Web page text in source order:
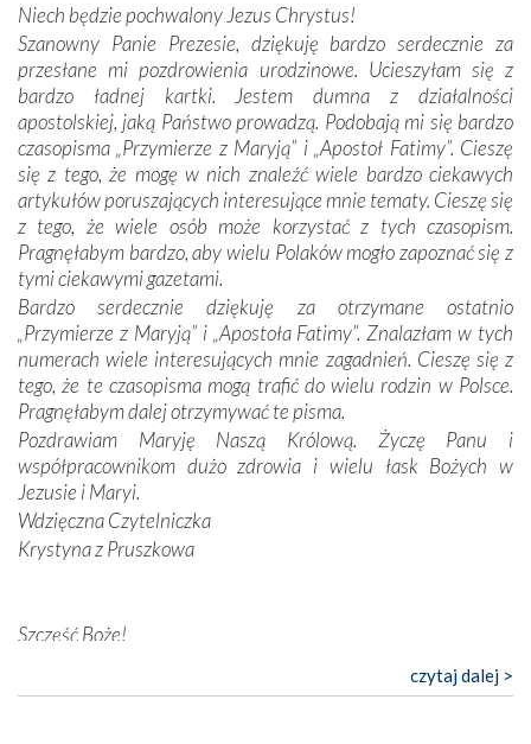
mieliśmy okazję przekonać się, że Maryja swoją opieką
otacza nie tylko nasz naród, lecz wszystkie nacje, które
się Jej ufnie oddają, a także każdą osobę, która zawierza
Jej siebie oraz swych bliskich.
Dzieje Portugalii to również historia wierności Bogu i
odstępstw, także w życiu władców. Trudne momenty w
wymiarze tak osobistym, jak i zbiorowym, przypominają o
konieczności ciągłego zabiegania o własną duszę i o łaskę
Opatrzności. Wierność przynosi pomyślność –
przynajmniej w życiu duchowym. Odstępstwo owocuje
nieszczęściem i śmiercią. Te uniwersalne prawdy
przychodziły na myśl, gdy słuchaliśmy opowieści
przewodników o portugalskich monarchach i wodzach,
zwycięskich bitwach i nieszczęśliwych losach grzesznych
kochanków.
Byli tym razem pośród Apostołów Fatimy reprezentanci
każdego spośród żyjących pokoleń. Najmłodszy uczestnik
liczył sobie 13 lat, zaś senior, pan Zdzisław – już 94.
Całe życie marzyłem, by tu przyjechać
Nasza pielgrzymka nie byłaby tak bogata w duchową treść
Oprócz zapewnienia nam możliwości codziennego
Niech będzie pochwalony Jezus Chrystus!
Szanowny Panie Prezesie, dziękuję bardzo serdecznie za
przesłane mi pozdrowienia urodzinowe. Ucieszyłam się z
bardzo ładnej kartki. Jestem dumna z działalności
apostolskiej, jaką Państwo prowadzą. Podobają mi się bardzo
czasopisma „Przymierze z Maryją” i „Apostoł Fatimy”. Cieszę
się z tego, że mogę w nich znaleźć wiele bardzo ciekawych
artykułów poruszających interesujące mnie tematy. Cieszę się
z tego, że wiele osób może korzystać z tych czasopism.
Pragnęłabym bardzo, aby wielu Polaków mogło zapoznać się z
tymi ciekawymi gazetami.
Bardzo serdecznie dziękuję za otrzymane ostatnio
„Przymierze z Maryją” i „Apostoła Fatimy”. Znalazłam w tych
numerach wiele interesujących mnie zagadnień. Cieszę się z
tego, że te czasopisma mogą trafić do wielu rodzin w Polsce.
Pragnęłabym dalej otrzymywać te pisma.
Pozdrawiam Maryję Naszą Królową. Życzę Panu i
współpracownikom dużo zdrowia i wielu łask Bożych w
Jezusie i Maryi.
Wdzięczna Czytelniczka
Krystyna z Pruszkowa
Szczęść Boże!
to pismo, które bardzo sobie cenię i szanuję. Redagujecie
czytaj dalej >